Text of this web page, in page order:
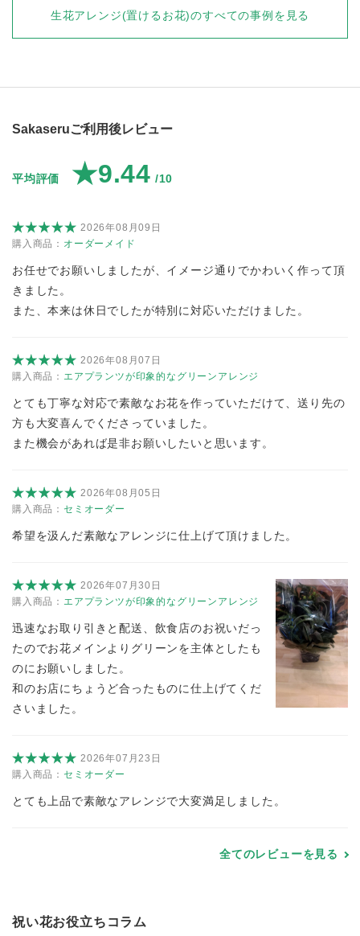
生花アレンジ(置けるお花)のすべての事例を見る
Sakaseruご利用後レビュー
平均評価 ★9.44 /10
2026年08月09日
購入商品： オーダーメイド
お任せでお願いしましたが、イメージ通りでかわいく作って頂
きました。
また、本来は休日でしたが特別に対応いただけました。
2026年08月07日
購入商品： エアプランツが印象的なグリーンアレンジ
とても丁寧な対応で素敵なお花を作っていただけて、送り先の
方も大変喜んでくださっていました。
また機会があれば是非お願いしたいと思います。
2026年08月05日
購入商品： セミオーダー
希望を汲んだ素敵なアレンジに仕上げて頂けました。
2026年07月30日
購入商品： エアプランツが印象的なグリーンアレンジ
迅速なお取り引きと配送、飲食店のお祝いだっ
たのでお花メインよりグリーンを主体としたも
のにお願いしました。
和のお店にちょうど合ったものに仕上げてくだ
さいました。
2026年07月23日
購入商品： セミオーダー
とても上品で素敵なアレンジで大変満足しました。
全てのレビューを見る
祝い花お役立ちコラム